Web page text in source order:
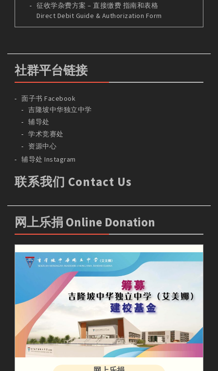
征收学杂费方案 – 直接缴费 指南和表格
Direct Debit Guide & Authorization Form
社群平台链接
面子书 Facebook
吉隆坡中华独立中学
辅导处
学术竞赛处
资源中心
辅导处 Instagram
联系我们 Contact Us
网上乐捐 Online Donation